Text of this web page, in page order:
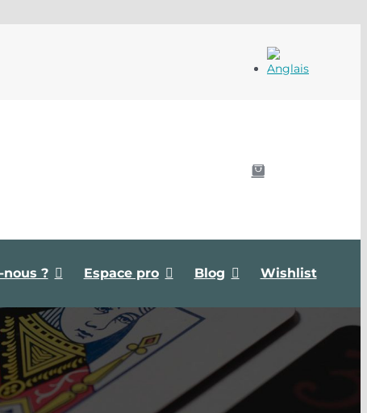
? Espace pro Blog Wishlist